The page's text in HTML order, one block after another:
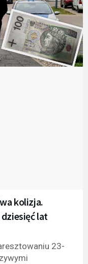
kolizja.
lat
23-